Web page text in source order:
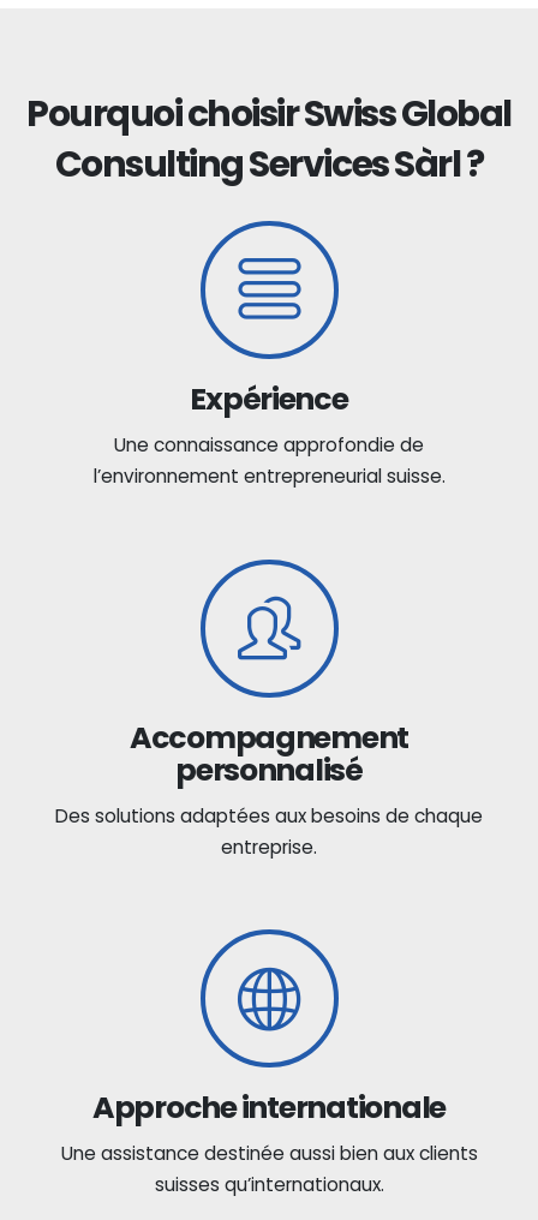
Pourquoi choisir Swiss Global
Consulting Services Sàrl ?
Expérience
Une connaissance approfondie de
l’environnement entrepreneurial suisse.
Accompagnement
personnalisé
Des solutions adaptées aux besoins de chaque
entreprise.
Approche internationale
Une assistance destinée aussi bien aux clients
suisses qu’internationaux.